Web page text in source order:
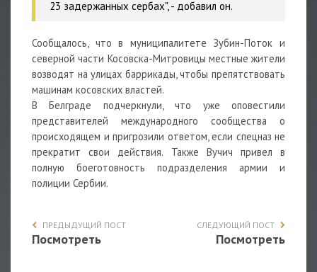
23 задержанных сербах", - добавил он.
Сообщалось, что в муниципалитете Зубин-Поток и
северной части Косовска-Митровицы местные жители
возводят на улицах баррикады, чтобы препятствовать
машинам косовских властей.
В Белграде подчеркнули, что уже оповестили
представителей международного сообщества о
происходящем и пригрозили ответом, если спецназ не
прекратит свои действия. Также Вучич привел в
полную боеготовность подразделения армии и
полиции Сербии.
ПРЕДЫДУЩИЙ ПОСТ
Посмотреть
СЛЕДУЮЩИЙ ПОСТ
Посмотреть